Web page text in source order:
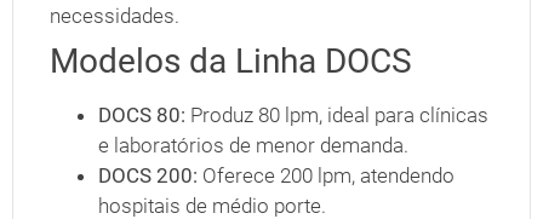
necessidades.
Modelos da Linha DOCS
DOCS 80: Produz 80 lpm, ideal para clínicas
e laboratórios de menor demanda.
DOCS 200: Oferece 200 lpm, atendendo
hospitais de médio porte.